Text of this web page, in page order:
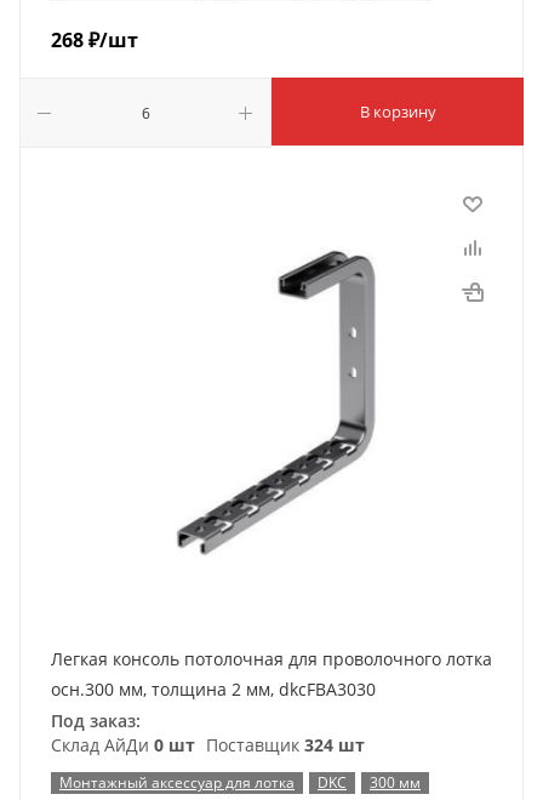
268₽/шт
В корзину
Легкая консоль потолочная для проволочного лотка
осн.300 мм, толщина 2 мм, dkcFBA3030
Под заказ:
Склад АйДи 0 шт Поставщик 324 шт
Монтажный аксессуар для лотка DKC 300 мм